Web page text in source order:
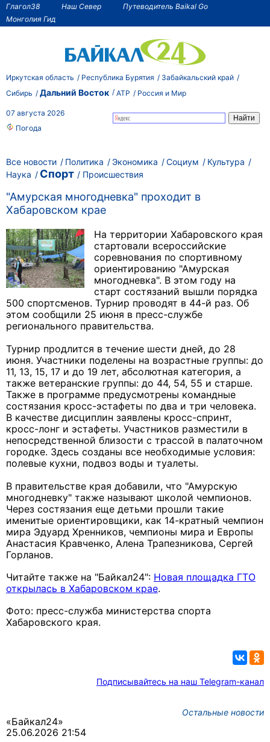
Глагол38 Наш Север
Путеводитель Baikal Go
Монголия Гид
Иркутская область Республика Бурятия
Забайкальский край
Сибирь
Дальний Восток АТР Россия и Мир
07 августа 2026
Погода
Все новости Политика Экономика Социум
Культура
Наука
Спорт Происшествия
"Амурская многодневка" проходит в
Хабаровском крае
На территории Хабаровского края
стартовали всероссийские
соревнования по спортивному
ориентированию "Амурская
многодневка". В этом году на
старт состязаний вышли порядка
500 спортсменов. Турнир проводят в 44-й раз. Об
этом сообщили 25 июня в пресс-службе
регионального правительства.
Турнир продлится в течение шести дней, до 28
июня. Участники поделены на возрастные группы: до
11, 13, 15, 17 и до 19 лет, абсолютная категория, а
также ветеранские группы: до 44, 54, 55 и старше.
Также в программе предусмотрены командные
состязания кросс-эстафеты по два и три человека.
В качестве дисциплин заявлены кросс-спринт,
кросс-лонг и эстафеты. Участников разместили в
непосредственной близости с трассой в палаточном
городке. Здесь созданы все необходимые условия:
полевые кухни, подвоз воды и туалеты.
В правительстве края добавили, что "Амурскую
многодневку" также называют школой чемпионов.
Через состязания еще детьми прошли такие
именитые ориентировщики, как 14-кратный чемпион
мира Эдуард Хренников, чемпионы мира и Европы
Анастасия Кравченко, Алена Трапезникова, Сергей
Горланов.
Читайте также на "Байкал24": Новая площадка ГТО
открылась в Хабаровском крае.
Фото: пресс-служба министерства спорта
Хабаровского края.
Подписывайтесь на наш Telegram-канал
Остальные новости
«Байкал24»
25.06.2026 21:54